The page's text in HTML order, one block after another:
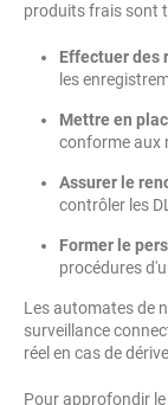
produits frais sont
Effectuer des
les
Mettre en
conforme aux
Assurer le
contrôler les
Former le
procédures
Les automates de
surveillance
réel en cas de
Pour approfondir